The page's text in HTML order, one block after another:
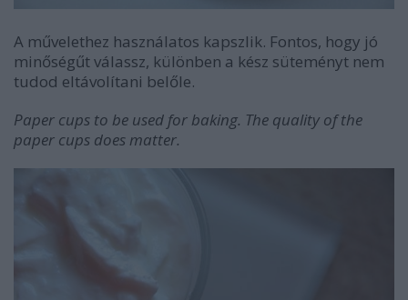
A művelethez használatos kapszlik. Fontos, hogy jó
minőségűt válassz, különben a kész süteményt nem
tudod eltávolítani belőle.
Paper cups to be used for baking. The quality of the
paper cups does matter.